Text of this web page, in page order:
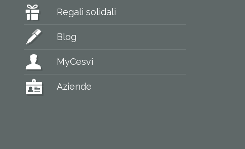
Regali solidali
Blog
MyCesvi
Aziende